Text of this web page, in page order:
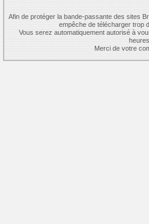
Afin de protéger la bande-passante des sites
empêche de télécharger trop
Vous serez automatiquement autorisé à
heures.
Merci de votre